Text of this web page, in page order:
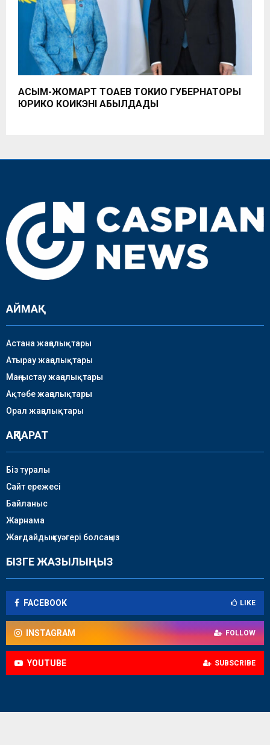
ҚАСЫМ-ЖОМАРТ ТОҚАЕВ ТОКИО ГУБЕРНАТОРЫ
ЮРИКО КОИКЭНІ ҚАБЫЛДАДЫ
АЙМАҚ
Астана жаңалықтары
Атырау жаңалықтары
Маңғыстау жаңалықтары
Ақтөбе жаңалықтары
Орал жаңалықтары
АҚПАРАТ
Біз туралы
Сайт ережесі
Байланыс
Жарнама
Жағдайдың куәгері болсаңыз
БІЗГЕ ЖАЗЫЛЫҢЫЗ
FACEBOOK LIKE
INSTAGRAM FOLLOW
YOUTUBE SUBSCRIBE